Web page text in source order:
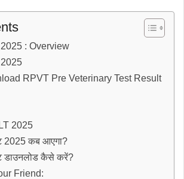
: Overview
RPVT Pre Veterinary Test Result
2025
2025 कब आएगा?
डाउनलोड कैसे करें?
Friend: